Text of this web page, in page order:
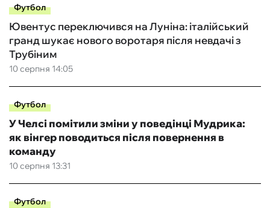
Футбол
10 серпня 14:05
Ювентус переключився на Луніна: італійський
гранд шукає нового воротаря після невдачі з
Трубіним
Футбол
10 серпня 13:31
У Челсі помітили зміни у поведінці Мудрика:
як вінгер поводиться після повернення в
команду
Футбол